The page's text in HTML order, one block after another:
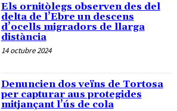
Els ornitòlegs observen des del
delta de l’Ebre un descens
d’ocells migradors de llarga
distància
14 octubre 2024
Denuncien dos veïns de Tortosa
per capturar aus protegides
mitjançant l’ús de cola